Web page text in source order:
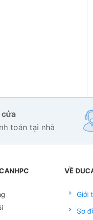
tận cửa
toán tại nhà
VỀ
Giới
Sơ